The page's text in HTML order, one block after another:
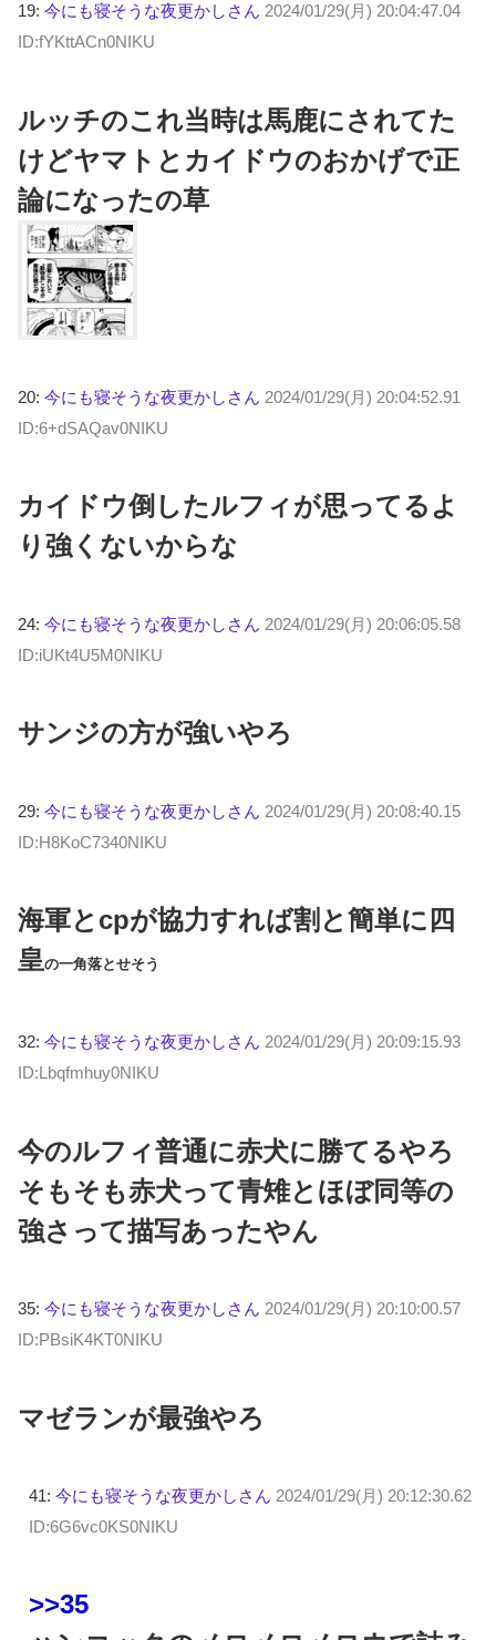
19: 今にも寝そうな夜更かしさん 2024/01/29(月) 20:04:47.04
ID:fYKttACn0NIKU
ルッチのこれ当時は馬鹿にされてた
けどヤマトとカイドウのおかげで正
論になったの草
20: 今にも寝そうな夜更かしさん 2024/01/29(月) 20:04:52.91
ID:6+dSAQav0NIKU
カイドウ倒したルフィが思ってるよ
り強くないからな
24: 今にも寝そうな夜更かしさん 2024/01/29(月) 20:06:05.58
ID:iUKt4U5M0NIKU
サンジの方が強いやろ
29: 今にも寝そうな夜更かしさん 2024/01/29(月) 20:08:40.15
ID:H8KoC7340NIKU
海軍とcpが協力すれば割と簡単に四
皇の一角落とせそう
32: 今にも寝そうな夜更かしさん 2024/01/29(月) 20:09:15.93
ID:Lbqfmhuy0NIKU
今のルフィ普通に赤犬に勝てるやろ
そもそも赤犬って青雉とほぼ同等の
強さって描写あったやん
35: 今にも寝そうな夜更かしさん 2024/01/29(月) 20:10:00.57
ID:PBsiK4KT0NIKU
マゼランが最強やろ
41: 今にも寝そうな夜更かしさん 2024/01/29(月) 20:12:30.62
ID:6G6vc0KS0NIKU
>>35